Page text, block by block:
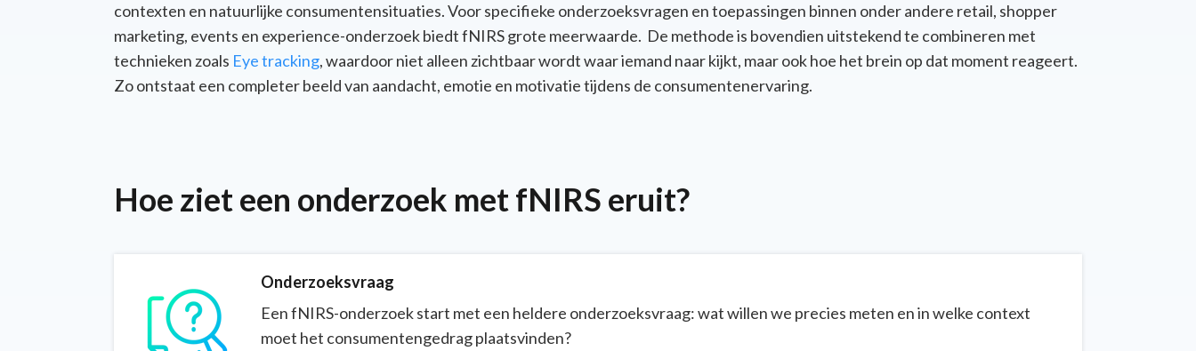
contexten en natuurlijke consumentensituaties. Voor specifieke onderzoeksvragen en toepassingen binnen onder andere retail, shopper
marketing, events en experience-onderzoek biedt fNIRS grote meerwaarde. De methode is bovendien uitstekend te combineren met
technieken zoals Eye tracking, waardoor niet alleen zichtbaar wordt waar iemand naar kijkt, maar ook hoe het brein op dat moment reageert.
Zo ontstaat een completer beeld van aandacht, emotie en motivatie tijdens de consumentenervaring.
Hoe ziet een onderzoek met fNIRS eruit?
Onderzoeksvraag
Een fNIRS-onderzoek start met een heldere onderzoeksvraag: wat willen we precies meten en in welke context
moet het consumentengedrag plaatsvinden?